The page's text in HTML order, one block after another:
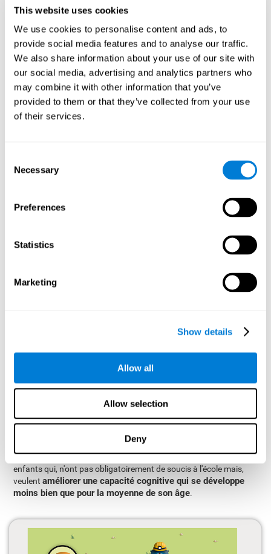
This website uses cookies
We use cookies to personalise content and ads, to
provide social media features and to analyse our traffic.
We also share information about your use of our site with
our social media, advertising and analytics partners who
may combine it with other information that you’ve
provided to them or that they’ve collected from your use
of their services.
Selection
Necessary
Preferences
Statistics
Marketing
Show details
Allow all
Allow selection
Deny
cognitive à distance.
Le programme de CogniFit est recommandé pour les enfants
à partir de 7 ans. Cette plateforme est toujours efficace
Pour qui sont recommandés les
stimulation cognitive de
L'enfance d'un enfant peut être une période difficile et
complications, des maladies et troubles de tout type, pour
lesquels il n'y a pas toujours de solutions. Le manque
mauvais moments et c'est pourquoi nous voulons toujours le
L'entraînement cognitif de CogniFit est recommandé pour les
enfants qui, n'ont pas obligatoirement de soucis à l'école mais,
veulentaméliorer une capacité cognitive qui se développe
moins bien que pour la moyenne de son âge.